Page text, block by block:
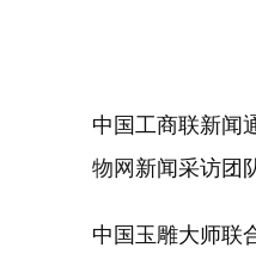
中国工商联新闻
物网 新闻采访团
中国玉雕大师联